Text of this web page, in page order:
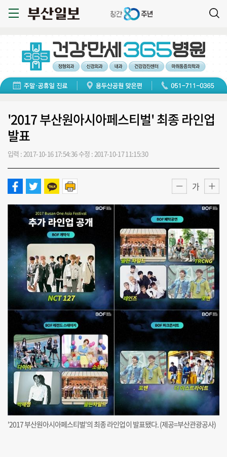
'2017 부산원아시아페스티벌' 최종 라인업
발표
입력 : 2017-10-16 17:54:36수정 : 2017-10-17 11:15:30
가
'2017 부산원아시아페스티벌'의 최종 라인업이 발표됐다. (제공=부산관광공사)